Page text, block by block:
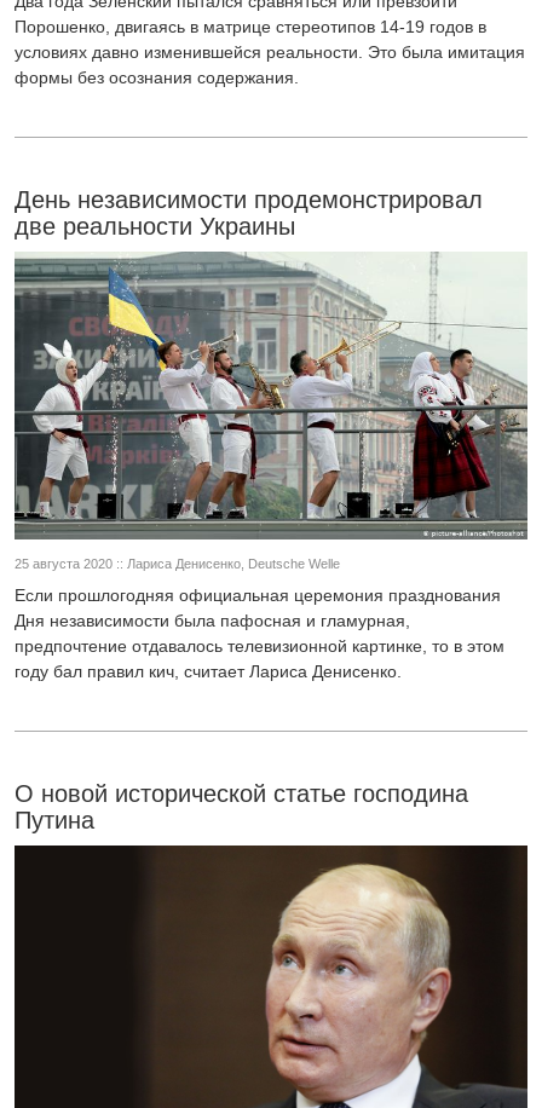
Порошенко, двигаясь в матрице стереотипов 14-19 годов в
условиях давно изменившейся реальности. Это была имитация
формы без осознания содержания.
День независимости продемонстрировал
две реальности Украины
25 августа 2020 :: Лариса Денисенко, Deutsche Welle
Если прошлогодняя официальная церемония празднования
Дня независимости была пафосная и гламурная,
предпочтение отдавалось телевизионной картинке, то в этом
году бал правил кич, считает Лариса Денисенко.
О новой исторической статье господина
Путина